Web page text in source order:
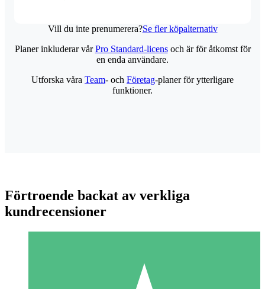
Vill du inte prenumerera?Se fler köpalternativ
Planer inkluderar vårPro Standard-licensoch är för åtkomst för
en enda användare.
Utforska våra Team- och Företag-planer för ytterligare
funktioner.
Förtroende backat av verkliga
kundrecensioner